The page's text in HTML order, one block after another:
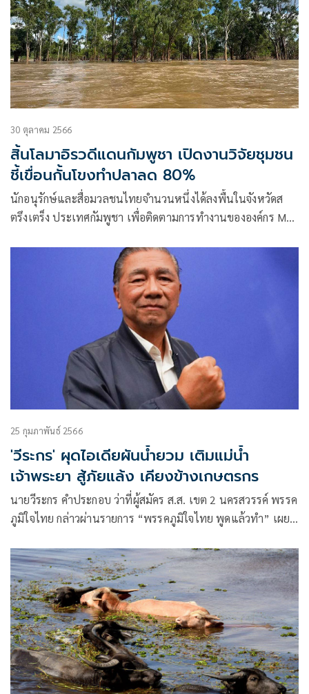
30 ตุลาคม 2566
สิ้นโลมาอิรวดีแดนกัมพูชา เปิดงานวิจัยชุมชน
ชี้เขื่อนกั้นโขงทำปลาลด 80%
นักอนุรักษ์และสื่อมวลชนไทยจำนวนหนึ่งได้ลงพื้นในจังหวัดส
ตรึงเตร็ง ประเทศกัมพูชา เพื่อติดตามการทำงานขององค์กร My
แวดล้อมของกัมพูชาร่วมกับชุมชนชายแดนกัมพูชาและลาวซึ่ง
ทำงานวิจัยชุมชนร่วมกับนักวิจัยชุมชนใน 3 หมู่บ้าน คือ บ้าน
กรอม บ้านเกาะเสนงและบ้านตวนซอง
25 กุมภาพันธ์ 2566
'วีระกร' ผุดไอเดียผันน้ำยวม เติมแม่น้ำ
เจ้าพระยา สู้ภัยแล้ง เคียงข้างเกษตรกร
นายวีระกร คำประกอบ ว่าที่ผู้สมัคร ส.ส. เขต 2 นครสวรรค์ พรรค
ภูมิใจไทย กล่าวผ่านรายการ “พรรคภูมิใจไทย พูดแล้วทำ” เผย
เกี่ยวกับการบริหารจัดการน้ำเพื่อป้องกันภัยแล้ง